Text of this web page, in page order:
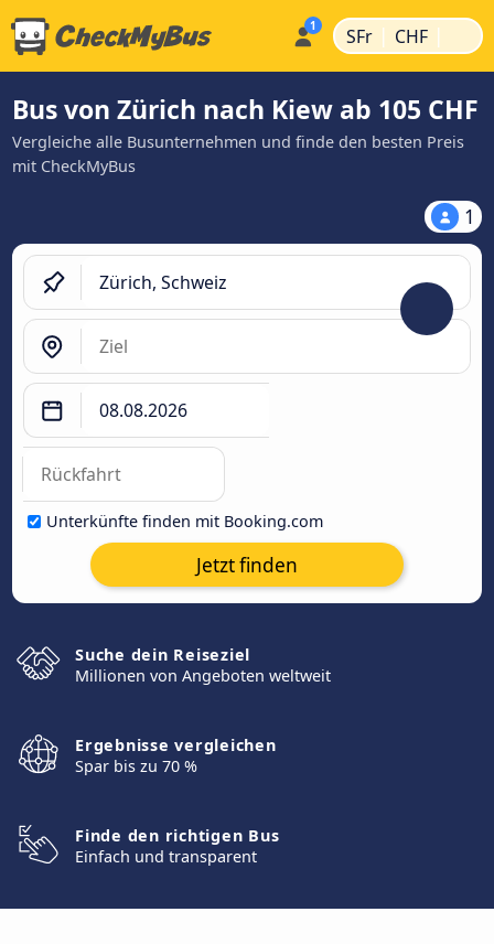
SFr | CHF |
Bus von Zürich nach Kiew ab 105 CHF
Vergleiche alle Busunternehmen und finde den besten Preis
mit CheckMyBus
1
Unterkünfte finden mit Booking.com
Jetzt finden
Suche dein Reiseziel
Millionen von Angeboten weltweit
Ergebnisse vergleichen
Spar bis zu 70 %
Finde den richtigen Bus
Einfach und transparent